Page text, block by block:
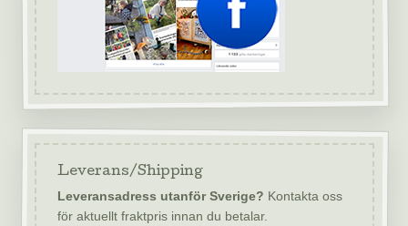
Leverans/Shipping
Leveransadress utanför Sverige? Kontakta oss
för aktuellt fraktpris innan du betalar.